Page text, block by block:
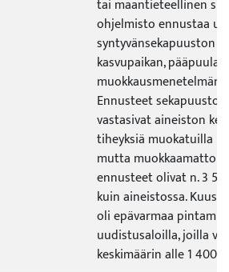
tai maantieteellinen
ohjelmisto ennustaa
syntyvänsekapuuston
kasvupaikan,
muokkausmenetelmän
Ennusteet
vastasivat aineiston
tiheyksiä muokatuilla
mutta
ennusteet olivat n. 3
kuin aineistossa.
oli epävarmaa
uudistusaloilla, joilla
keskimäärin alle 1 400